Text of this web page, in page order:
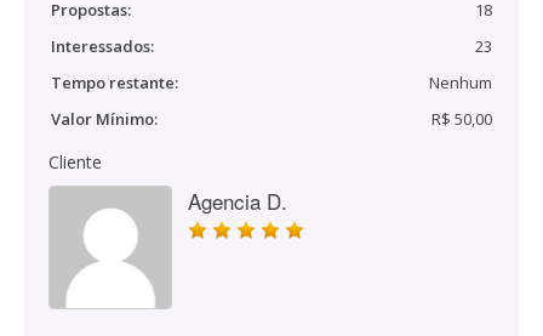
Propostas:
18
Interessados:
23
Tempo restante:
Nenhum
Valor Mínimo:
R$ 50,00
Cliente
Agencia D.